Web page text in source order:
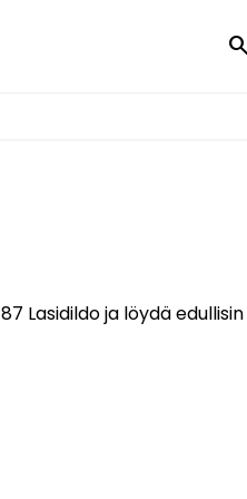
Lasidildo ja löydä